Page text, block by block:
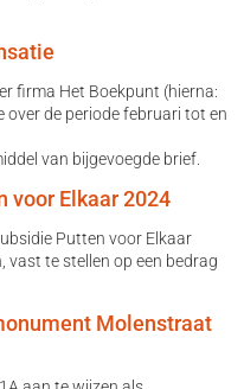
firma Het Boekpunt (hierna:
de periode februari tot en
van bijgevoegde brief.
voor Elkaar 2024
Putten voor Elkaar
vast te stellen op een bedrag
Molenstraat